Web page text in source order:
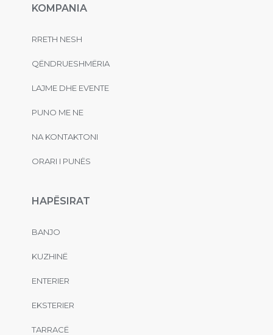
KOMPANIA
RRETH NESH
QËNDRUESHMËRIA
LAJME DHE EVENTE
PUNO ME NE
NA KONTAKTONI
ORARI I PUNËS
HAPËSIRAT
BANJO
KUZHINË
ENTERIER
EKSTERIER
TARRACË